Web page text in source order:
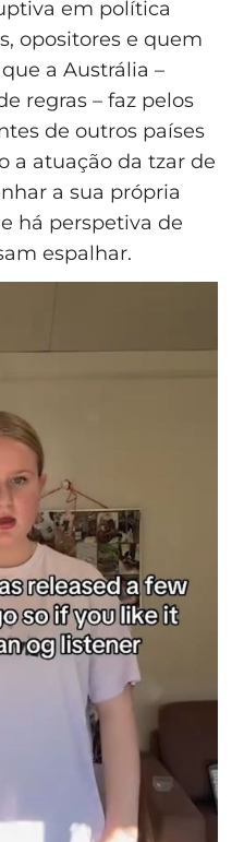
em política
opositores e quem
a Austrália –
regras – faz pelos
de outros países
a atuação da tzar de
a sua própria
há perspetiva de
espalhar.